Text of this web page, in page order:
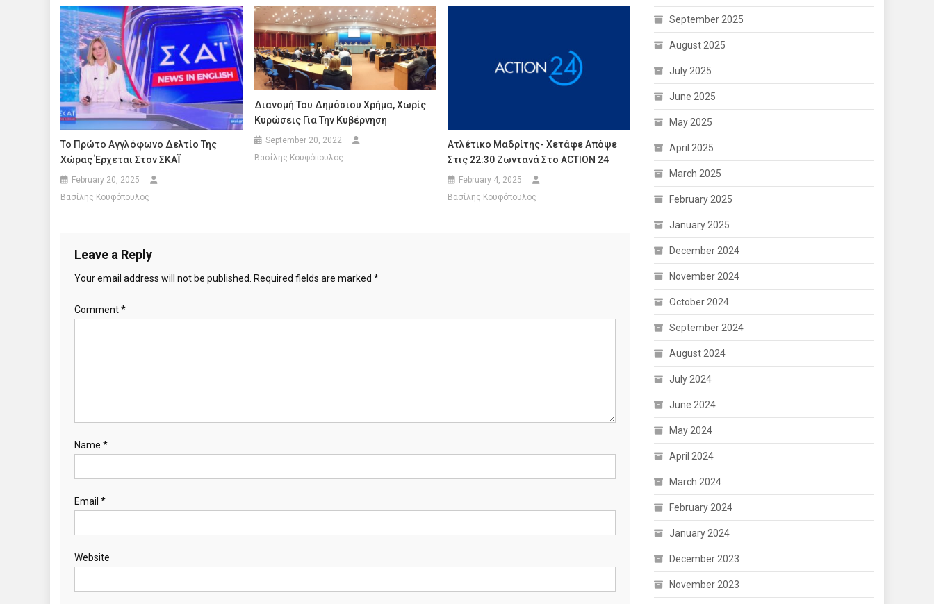
Το Πρώτο Αγγλόφωνο Δελτίο Της
Χώρας Έρχεται Στον ΣΚΑΪ
February 20, 2025
Βασίλης Κουφόπουλος
Διανομή Του Δημόσιου Χρήμα, Χωρίς
Κυρώσεις Για Την Κυβέρνηση
September 20, 2022
Βασίλης Κουφόπουλος
Ατλέτικο Μαδρίτης- Χετάφε Απόψε
Στις 22:30 Ζωντανά Στο ACTION 24
February 4, 2025
Βασίλης Κουφόπουλος
Leave a Reply
Your email address will not be published. Required fields are marked *
Comment*
Name *
Email *
Website
September 2025
August 2025
July 2025
June 2025
May 2025
April 2025
March 2025
February 2025
January 2025
December 2024
November 2024
October 2024
September 2024
August 2024
July 2024
June 2024
May 2024
April 2024
March 2024
February 2024
January 2024
December 2023
November 2023